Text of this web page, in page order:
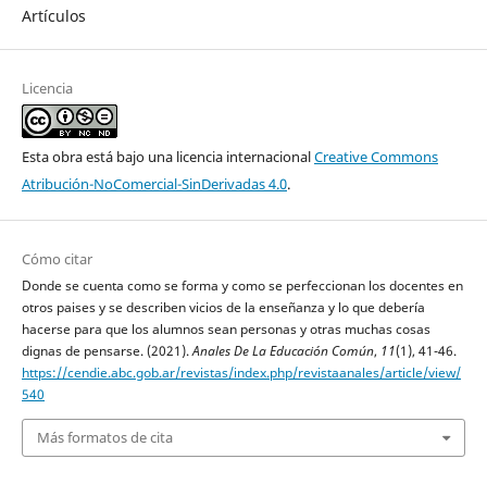
Artículos
Licencia
Esta obra está bajo una licencia internacionalCreative Commons
Atribución-NoComercial-SinDerivadas 4.0.
Cómo citar
Donde se cuenta como se forma y como se perfeccionan los docentes en
otros paises y se describen vicios de la enseñanza y lo que debería
hacerse para que los alumnos sean personas y otras muchas cosas
dignas de pensarse. (2021).Anales De La Educación Común, 11(1), 41-46.
https://cendie.abc.gob.ar/revistas/index.php/revistaanales/article/view/
540
Más formatos de cita